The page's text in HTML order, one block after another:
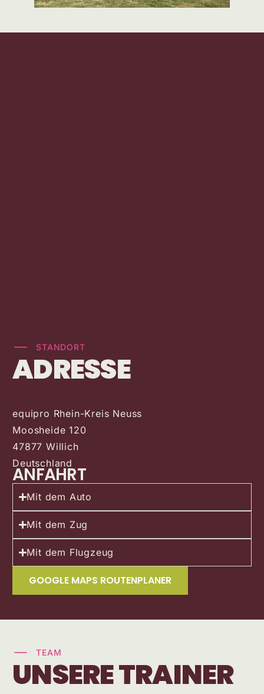
STANDORT
ADRESSE
equipro Rhein-Kreis Neuss
Moosheide 120
47877 Willich
Deutschland
ANFAHRT
Mit dem Auto
Mit dem Zug
Mit dem Flugzeug
GOOGLE MAPS ROUTENPLANER
TEAM
UNSERE TRAINER